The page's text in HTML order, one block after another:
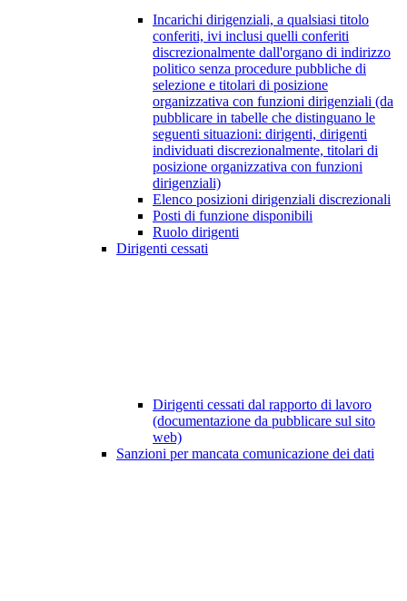
Incarichi dirigenziali, a qualsiasi titolo
conferiti, ivi inclusi quelli conferiti
discrezionalmente dall'organo di indirizzo
politico senza procedure pubbliche di
selezione e titolari di posizione
organizzativa con funzioni dirigenziali (da
pubblicare in tabelle che distinguano le
seguenti situazioni: dirigenti, dirigenti
individuati discrezionalmente, titolari di
posizione organizzativa con funzioni
dirigenziali)
Elenco posizioni dirigenziali discrezionali
Posti di funzione disponibili
Ruolo dirigenti
Dirigenti cessati
Dirigenti cessati dal rapporto di lavoro
(documentazione da pubblicare sul sito
web)
Sanzioni per mancata comunicazione dei dati